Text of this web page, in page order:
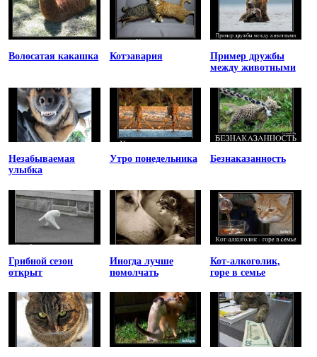
Волосатая какашка Котэавария
Пример дружбы
между животными
Незабываемая
улыбка
Утро понедельника Безнаказанность
Грибной сезон
открыт
Иногда лучше
помолчать
Кот-алкоголик,
горе в семье